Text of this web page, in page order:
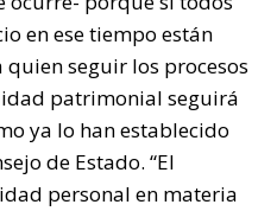
en ese tiempo están
seguir los procesos
patrimonial seguirá
ya lo han establecido
de Estado. “El
personal en materia